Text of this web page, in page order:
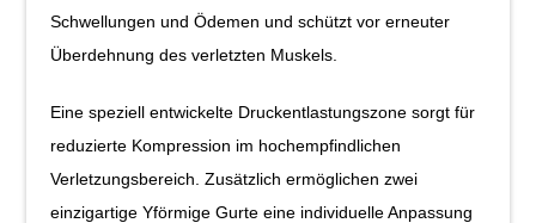
Schwellungen und Ödemen und schützt vor erneuter
Über­dehnung des verletzten Muskels.
Eine speziell entwickelte Druckentlastungszone sorgt für
reduzierte Kompression im hochempfindlichen
Verletzungsbereich. Zusätzlich ermög­lichen zwei
einzigartige Y­förmige Gurte eine individuelle Anpassung